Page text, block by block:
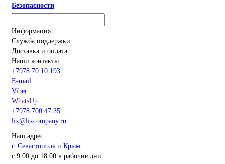
Безопасности
Информация
Служба поддержки
Доставка и оплата
Наши контакты
+7978 70 10 193
E-mail
Viber
WhatsUp
+7978 700 47 35
lix@lixcompany.ru
Наш адрес
г. Севастополь и Крым
с 9:00 до 18:00 в рабочие дни